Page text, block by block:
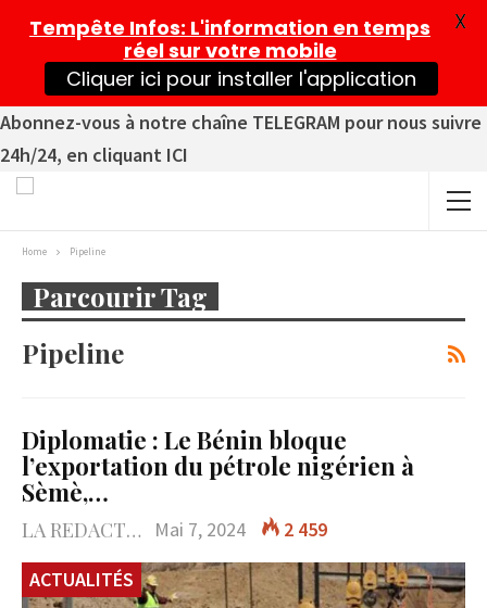
Abonnez-vous à notre chaîne TELEGRAM pour nous suivre
24h/24, en cliquant ICI
Home Pipeline
Parcourir Tag
Pipeline
Diplomatie : Le Bénin bloque
l’exportation du pétrole nigérien à
Sèmè,…
LA REDACTION Mai 7, 2024
2 459
ACTUALITÉS
Tempête Infos: L'information en temps
réel sur votre mobile
Cliquer ici pour installer l'application
X